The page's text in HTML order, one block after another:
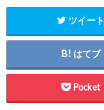
ツイート
はてブ
Pocket